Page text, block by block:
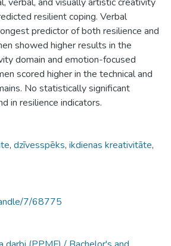
resilient coping. Verbal
predictor of both resilience and
showed higher results in the
domain and emotion-focused
scored higher in the technical and
No statistically significant
in resilience indicators.
, dzīvesspēks, ikdienas kreativitāte,
7/68775